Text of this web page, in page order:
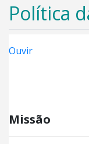
Política
Ouvir
Missão